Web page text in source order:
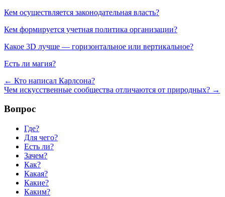
Кем осуществляется законодательная власть?
Кем формируется учетная политика организации?
Какое 3D лучше — горизонтальное или вертикальное?
Есть ли магия?
← Кто написал Карлсона?
Чем искусственные сообщества отличаются от природных? →
Вопрос
Где?
Для чего?
Есть ли?
Зачем?
Как?
Какая?
Какие?
Каким?